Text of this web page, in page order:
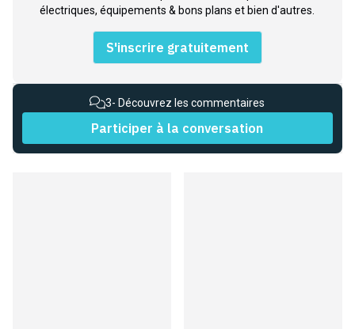
électriques, équipements & bons plans et bien d'autres.
S'inscrire gratuitement
3- Découvrez les commentaires
Participer à la conversation